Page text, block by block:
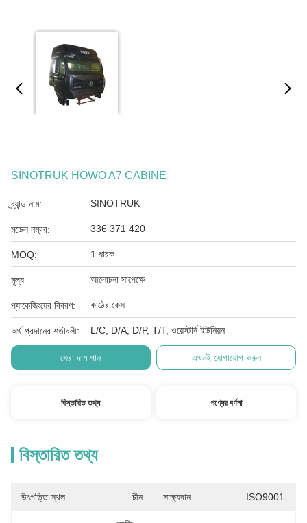
SINOTRUK HOWO A7 CABINE
ব্র্যান্ড নাম: SINOTRUK
মডেল নম্বর: 336 371 420
MOQ: 1 ধারক
মূল্য: আলোচনা সাপেক্ষে
প্যাকেজিংয়ের বিবরণ: কাঠের কেস
অর্থ প্রদানের শর্তাবলী: L/C, D/A, D/P, T/T, ওয়েস্টার্ন ইউনিয়ন
সেরা দাম পান এখনই যোগাযোগ করুন
বিস্তারিত তথ্য পণ্যের বর্ণনা
বিস্তারিত তথ্য
উৎপত্তি স্থল: চীন সাক্ষ্যদান: ISO9001